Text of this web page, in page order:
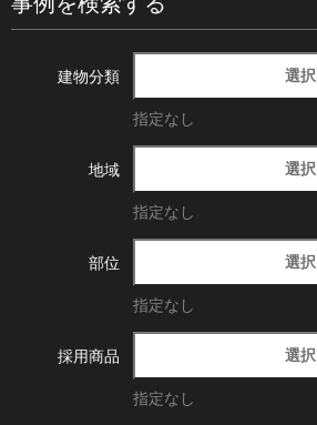
建物分類 選択
指定なし
地域 選択
指定なし
部位 選択
指定なし
採用商品 選択
指定なし